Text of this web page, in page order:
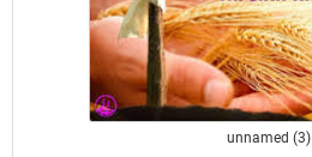
unnamed (3)